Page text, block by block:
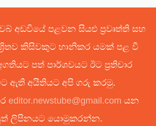
අඩවියේ පළවන සියළු ප්‍රවෘත්ති සහ
කිසිවකුට හානිකර යමක් පළ වී
පත් පාර්ශවයට ඊට ප්‍රතිචාර
ඇති අයිතියට අපි ගරු කරමු.
editor.newstube@gmail.com යන
ලිපිනයට යොමුකරන්න.